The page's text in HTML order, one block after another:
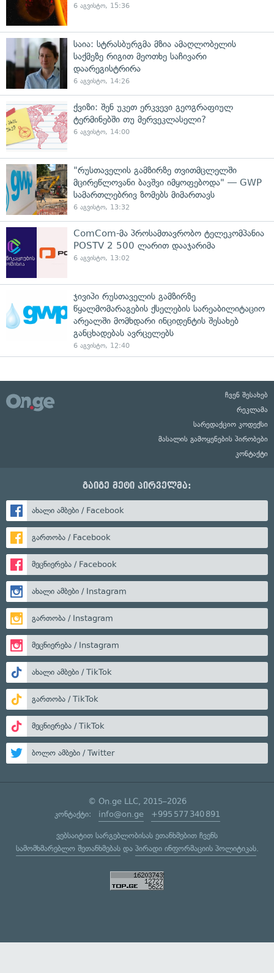
6 აგვისტო, 15:36
საია: სტრასბურგმა მზია ამაღლობელის
საქმეზე რიგით მეოთხე საჩივარი
დაარეგისტრირა
6 აგვისტო, 14:26
ქვიზი: შენ უკეთ ერკვევი გეოგრაფიულ
ტერმინებში თუ მერვეკლასელი?
6 აგვისტო, 14:00
"რუსთაველის გამზირზე თვითმცლელში
მცირეწლოვანი ბავშვი იმყოფებოდა" — GWP
სამართლებრივ ზომებს მიმართავს
6 აგვისტო, 13:32
ComCom-მა პროსამთავრობო ტელეკომპანია
POSTV 2 500 ლარით დააჯარიმა
6 აგვისტო, 13:02
ჯივიპი რუსთაველის გამზირზე
წყალმომარაგების ქსელების სარეაბილიტაციო
არეალში მომხდარი ინციდენტის შესახებ
განცხადებას ავრცელებს
6 აგვისტო, 12:40
ჩვენ შესახებ
რეკლამა
სარედაქციო კოდექსი
მასალის გამოყენების პირობები
კონტაქტი
გაიგე მეტი პირველმა:
ახალი ამბები / Facebook
გართობა / Facebook
მეცნიერება / Facebook
ახალი ამბები / Instagram
გართობა / Instagram
მეცნიერება / Instagram
ახალი ამბები / TikTok
გართობა / TikTok
მეცნიერება / TikTok
ბოლო ამბები / Twitter
© On.ge LLC, 2015–2026
კონტაქტი: info@on.ge +995 577 340 891
ვებსაიტით სარგებლობისას ეთანხმებით ჩვენს
სამომხმარებლო შეთანხმებასდა პირადი ინფორმაციის პოლიტიკას.